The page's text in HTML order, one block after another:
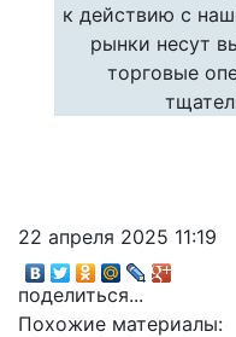
к действию с
рынки несут
торговые
22 апреля 2025 11:19
поделиться...
Похожие материалы: